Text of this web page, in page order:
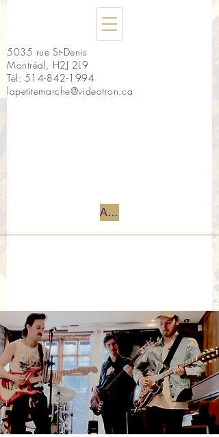
5035 rue St-Denis
Montréal, H2J 2L9
Tél: 514-842-1994
lapetitemarche@videotron.ca
Accueil